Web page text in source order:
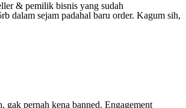
& pemilik bisnis yang sudah
dalam sejam padahal baru order. Kagum sih,